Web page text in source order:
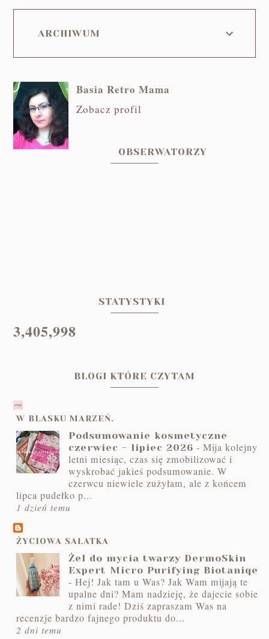
ARCHIWUM
Basia Retro Mama
Zobacz profil
OBSERWATORZY
STATYSTYKI
3,405,998
BLOGI KTÓRE CZYTAM
W BLASKU MARZEŃ.
Podsumowanie kosmetyczne
czerwiec - lipiec 2026 -Mija kolejny
letni miesiąc, czas się zmobilizować i
wyskrobać jakieś podsumowanie. W
czerwcu niewiele zużyłam, ale z końcem
lipca pudełko p...
1 dzień temu
ŻYCIOWA SAŁATKA
Żel do mycia twarzy DermoSkin
Expert Micro Purifying Biotaniqe
-Hej! Jak tam u Was? Jak Wam mijają te
upalne dni? Mam nadzieję, że dajecie sobie
z nimi rade! Dziś zapraszam Was na
recenzje bardzo fajnego produktu do...
2 dni temu